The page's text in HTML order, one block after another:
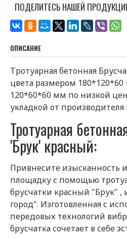
ПОДЕЛИТЕСЬ НАШЕЙ
ОПИСАНИЕ
Тротуарная бетонная
цвета размером 180*120*60
120*60*60 мм по низкой
укладкой от
Тротуарная
'Брук' красный:
Привнесите изысканность
площадку с помощью
брусчатки красный "Брук" ,
город". Изготовленная с
передовых технологий
брусчатка сочетает в себе